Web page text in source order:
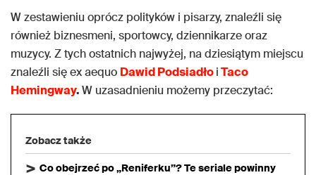
W zestawieniu oprócz polityków i pisarzy, znaleźli się
również biznesmeni, sportowcy, dziennikarze oraz
muzycy. Z tych ostatnich najwyżej, na dziesiątym miejscu
znaleźli się ex aequo Dawid PodsiadłoiTaco
Hemingway.W uzasadnieniu możemy przeczytać:
Zobacz także
Co obejrzeć po „Reniferku”? Te seriale powinny